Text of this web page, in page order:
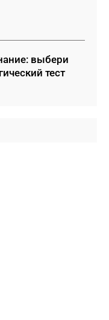
выбери
тест